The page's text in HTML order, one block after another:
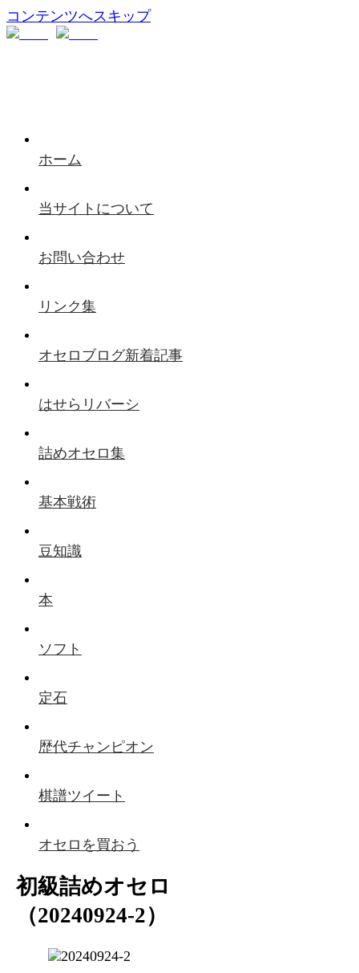
コンテンツへスキップ
ホーム
当サイトについて
お問い合わせ
リンク集
オセロブログ新着記事
はせらリバーシ
詰めオセロ集
基本戦術
豆知識
本
ソフト
定石
歴代チャンピオン
棋譜ツイート
オセロを買おう
初級詰めオセロ
（20240924-2）